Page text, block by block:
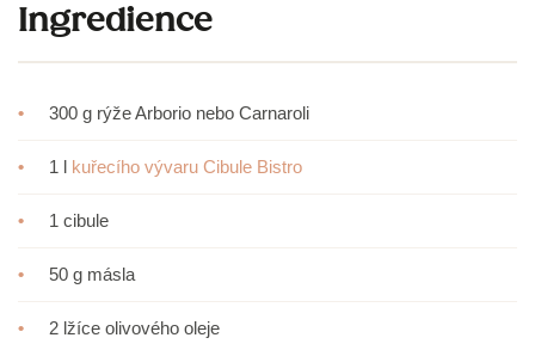
Ingredience
• 300 g rýže Arborio nebo Carnaroli
• 1 l kuřecího vývaru Cibule Bistro
• 1 cibule
• 50 g másla
• 2 lžíce olivového oleje